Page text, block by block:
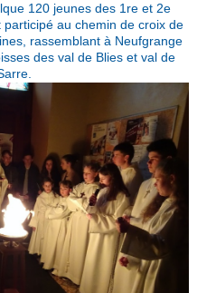
120 jeunes des 1re et 2e
participé au chemin de croix de
rassemblant à Neufgrange
des val de Blies et val de